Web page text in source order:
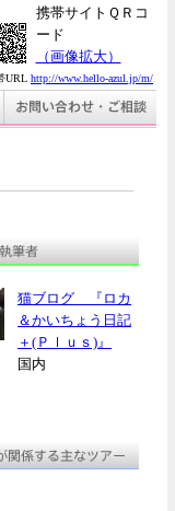
携帯サイトＱＲコ
ード
（画像拡大）
URL http://www.hello-azul.jp/m/
猫ブログ 『ロカ
＆かいちょう日記
＋(Ｐｌｕｓ)』
国内